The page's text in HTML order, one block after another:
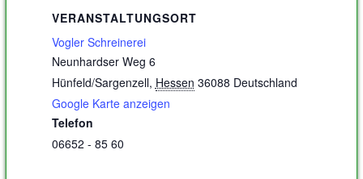
VERANSTALTUNGSORT
Vogler Schreinerei
Neunhardser Weg 6
Hünfeld/Sargenzell, Hessen 36088 Deutschland
Google Karte anzeigen
Telefon
06652 - 85 60